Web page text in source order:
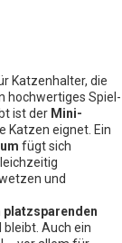
Katzenhalter, die
hochwertiges Spiel-
ist der Mini-
Katzen eignet. Ein
fügt sich
und
platzsparenden
Auch ein